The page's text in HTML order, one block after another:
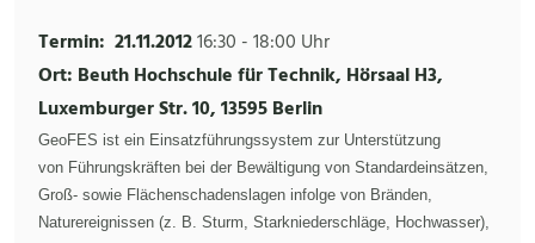
Termin: 21.11.201216:30 -18:00 Uhr
Ort: Beuth Hochschule für Technik, Hörsaal H3,
Luxemburger Str. 10, 13595 Berlin
GeoFES ist ein Einsatzführungssystem zur Unterstützung
von Führungskräften bei der Bewältigung von Standardeinsätzen,
Groß- sowie Flächenschadenslagen infolge von Bränden,
Naturereignissen (z. B. Sturm, Starkniederschläge, Hochwasser),